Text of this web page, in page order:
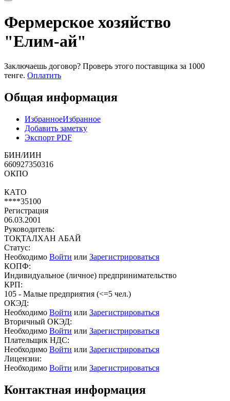
Фермерское хозяйство
"Елим-ай"
Заключаешь договор? Проверь этого поставщика за 1000
тенге. Оплатить
Общая информация
ИзбранноеИзбранное
Добавить заметку
Экспорт PDF
БИН/ИИН
660927350316
ОКПО
КАТО
****35100
Регистрация
06.03.2001
Руководитель:
ТОҚТАЛХАН АБАЙ
Статус:
Необходимо Войти или Зарегистрироваться
КОПФ:
Индивидуальное (личное) предпринимательство
КРП:
105 - Малые предприятия (<=5 чел.)
ОКЭД:
Необходимо Войти или Зарегистрироваться
Вторичный ОКЭД:
Необходимо Войти или Зарегистрироваться
Плательщик НДС:
Необходимо Войти или Зарегистрироваться
Лицензии:
Необходимо Войти или Зарегистрироваться
Контактная информация